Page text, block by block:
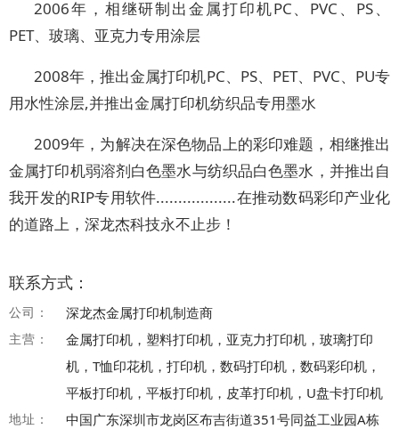
2006年，相继研制出金属打印机PC、PVC、PS、
PET、玻璃、亚克力专用涂层
2008年，推出金属打印机PC、PS、PET、PVC、PU专
用水性涂层,并推出金属打印机纺织品专用墨水
2009年，为解决在深色物品上的彩印难题，相继推出
金属打印机弱溶剂白色墨水与纺织品白色墨水，并推出自
我开发的RIP专用软件..................在推动数码彩印产业化
的道路上，深龙杰科技永不止步！
联系方式：
公司： 深龙杰金属打印机制造商
主营：
金属打印机，塑料打印机，亚克力打印机，玻璃打印
机，T恤印花机，打印机，数码打印机，数码彩印机，
平板打印机，平板打印机，皮革打印机，U盘卡打印机
地址：
中国广东深圳市龙岗区布吉街道351号同益工业园A栋